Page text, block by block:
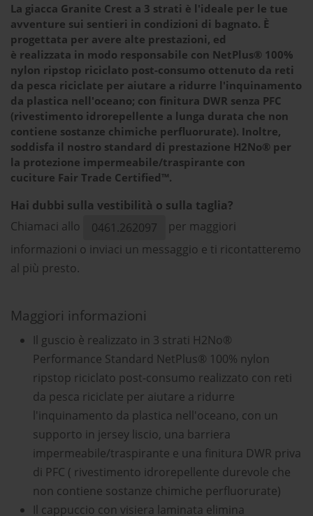
La giacca Granite Crest a 3 strati è l'ideale per le tue
avventure sui sentieri in condizioni di bagnato. È
progettata per avere alte prestazioni, ed
è realizzata in modo responsabile con NetPlus® 100%
nylon ripstop riciclato post-consumo ottenuto da reti
da pesca riciclate per aiutare a ridurre l'inquinamento
da plastica nell'oceano; con finitura DWR senza PFC
(rivestimento idrorepellente a lunga durata che non
contiene sostanze chimiche perfluorurate). Inoltre,
soddisfa il nostro standard di prestazione H2No® per
la protezione impermeabile/traspirante con
cuciture Fair Trade Certified™.
Hai dubbi sulla vestibilità o sulla taglia?
Chiamaci allo
0461.262097
per maggiori
informazioni o inviaci un messaggio e ti ricontatteremo
al più presto.
Maggiori informazioni
Il guscio è realizzato in 3 strati H2No®
Performance Standard NetPlus® 100% nylon
ripstop riciclato post-consumo realizzato con reti
da pesca riciclate per aiutare a ridurre
l'inquinamento da plastica nell'oceano, con un
supporto in jersey liscio, una barriera
impermeabile/traspirante e una finitura DWR priva
di PFC ( rivestimento idrorepellente durevole che
non contiene sostanze chimiche perfluorurate)
Il cappuccio con visiera laminata elimina